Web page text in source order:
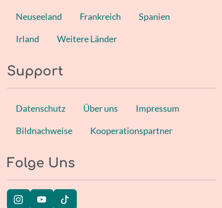
Neuseeland Frankreich Spanien
Irland Weitere Länder
Support
Datenschutz Über uns Impressum
Bildnachweise Kooperationspartner
Folge Uns